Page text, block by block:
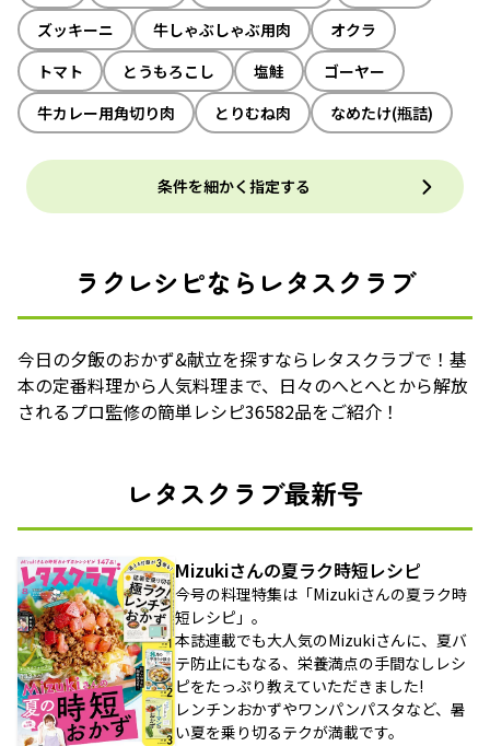
ズッキーニ
牛しゃぶしゃぶ用肉
オクラ
トマト
とうもろこし 塩鮭
ゴーヤー
牛カレー用角切り肉
とりむね肉 なめたけ(瓶詰)
条件を細かく指定する
ラクレシピならレタスクラブ
今日の夕飯のおかず&献立を探すならレタスクラブで！基
本の定番料理から人気料理まで、日々のへとへとから解放
されるプロ監修の簡単レシピ36582品をご紹介！
レタスクラブ最新号
Mizukiさんの夏ラク時短レシピ
今号の料理特集は「Mizukiさんの夏ラク時
短レシピ」。
本誌連載でも大人気のMizukiさんに、夏バ
テ防止にもなる、栄養満点の手間なしレシ
ピをたっぷり教えていただきました!
レンチンおかずやワンパンパスタなど、暑
い夏を乗り切るテクが満載です。